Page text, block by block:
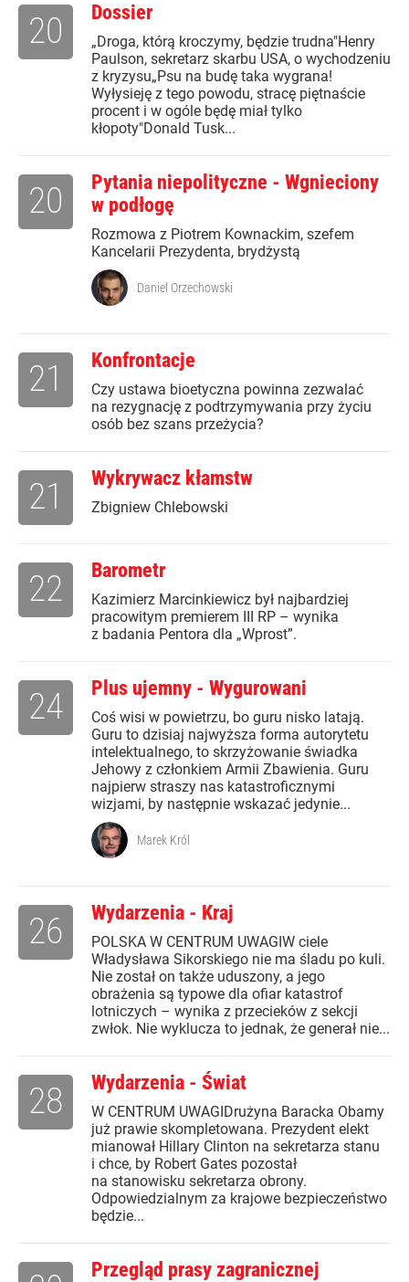
Dossier
„Droga, którą kroczymy, będzie trudna"Henry
Paulson, sekretarz skarbu USA, o wychodzeniu
z kryzysu„Psu na budę taka wygrana!
Wyłysieję z tego powodu, stracę piętnaście
procent i w ogóle będę miał tylko
kłopoty"Donald Tusk...
20
Pytania niepolityczne - Wgnieciony
w podłogę
Rozmowa z Piotrem Kownackim, szefem
Kancelarii Prezydenta, brydżystą
20
Daniel Orzechowski
Konfrontacje
Czy ustawa bioetyczna powinna zezwalać
na rezygnację z podtrzymywania przy życiu
osób bez szans przeżycia?
21
Wykrywacz kłamstw
Zbigniew Chlebowski
21
Barometr
Kazimierz Marcinkiewicz był najbardziej
pracowitym premierem III RP – wynika
z badania Pentora dla „Wprost”.
22
Plus ujemny - Wygurowani
Coś wisi w powietrzu, bo guru nisko latają.
Guru to dzisiaj najwyższa forma autorytetu
intelektualnego, to skrzyżowanie świadka
Jehowy z członkiem Armii Zbawienia. Guru
najpierw straszy nas katastroficznymi
wizjami, by następnie wskazać jedynie...
24
Marek Król
Wydarzenia - Kraj
POLSKA W CENTRUM UWAGIW ciele
Władysława Sikorskiego nie ma śladu po kuli.
Nie został on także uduszony, a jego
obrażenia są typowe dla ofiar katastrof
lotniczych – wynika z przecieków z sekcji
zwłok. Nie wyklucza to jednak, że generał nie...
26
Wydarzenia - Świat
W CENTRUM UWAGIDrużyna Baracka Obamy
już prawie skompletowana. Prezydent elekt
mianował Hillary Clinton na sekretarza stanu
i chce, by Robert Gates pozostał
na stanowisku sekretarza obrony.
Odpowiedzialnym za krajowe bezpieczeństwo
będzie...
28
Przegląd prasy zagranicznej